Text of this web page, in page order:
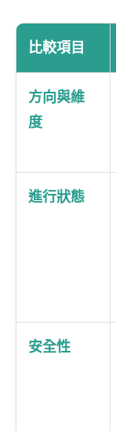
比較項目
方向與維
度
進行狀態
安全性